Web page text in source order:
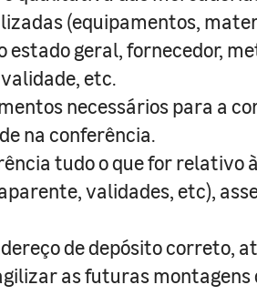
(equipamentos,
geral, fornecedor,
etc.
necessários para a
na conferência.
tudo o que for relativo
validades, etc),
de depósito correto,
as futuras montagens